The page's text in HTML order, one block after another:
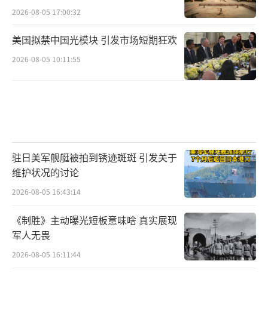
2026-08-05 17:00:32
美国拟禁中国光模块 引发市场短期狂欢
2026-08-05 10:11:55
驻日美军舰艇被拍到锈迹斑斑 引发关于
维护状况的讨论
2026-08-05 16:43:14
《制胜》主动曝光短板意味啥 真实展现
军人无畏
2026-08-05 16:11:44